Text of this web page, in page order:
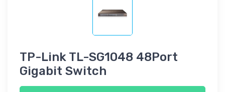
TP-Link TL-SG1048 48Port
Gigabit Switch